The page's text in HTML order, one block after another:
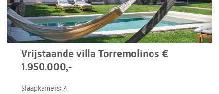
Vrijstaande villa Torremolinos €
1.950.000,-
Slaapkamers 4